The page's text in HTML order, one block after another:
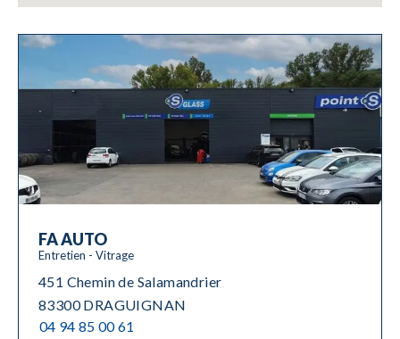
FA AUTO
Entretien - Vitrage
451 Chemin de Salamandrier
83300 DRAGUIGNAN
04 94 85 00 61